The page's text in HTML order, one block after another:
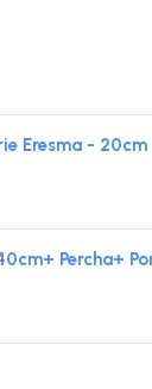
Eresma - 20cm
Percha+